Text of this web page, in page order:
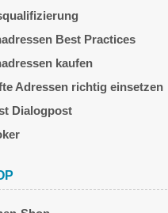
Best Practices
kaufen
Adressen richtig einsetzen
Dialogpost